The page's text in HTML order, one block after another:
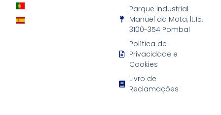
Parque Industrial
Manuel da Mota, lt.15,
3100-354 Pombal
Política de
Privacidade e
Cookies
Livro de
Reclamações